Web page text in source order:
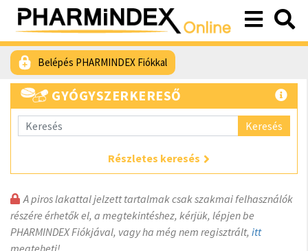
Belépés PHARMINDEX Fiókkal
GYÓGYSZERKERESŐ
Keresés
Részletes keresés
A piros lakattal jelzett tartalmak csak szakmai felhasználók
részére érhetők el, a megtekintéshez, kérjük, lépjen be
PHARMINDEX Fiókjával, vagy ha még nem regisztrált, itt
megteheti!